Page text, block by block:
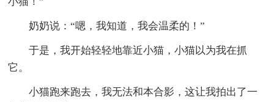
奶奶说：“嗯，我知道，我会温柔的！”
于是，我开始轻轻地靠近小猫，小猫以为我在抓
它。
小猫跑来跑去，我无法和本合影，这让我拍出了一